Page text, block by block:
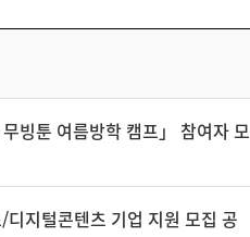
빙툰 여름방학 캠프」 참여자 모
지털콘텐츠 기업 지원 모집 공